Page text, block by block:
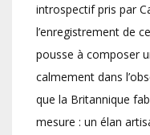
introspectif pris par
l’enregistrement de
pousse à composer
calmement dans
que la Britannique
mesure : un élan